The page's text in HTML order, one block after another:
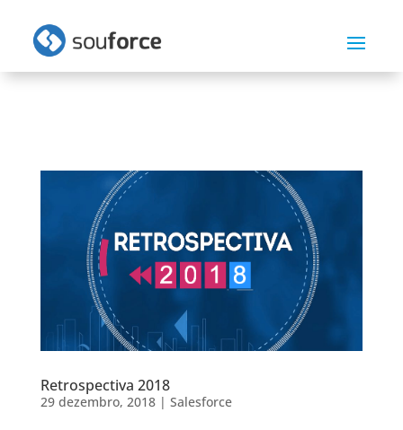
Retrospectiva 2018
29 dezembro, 2018| Salesforce